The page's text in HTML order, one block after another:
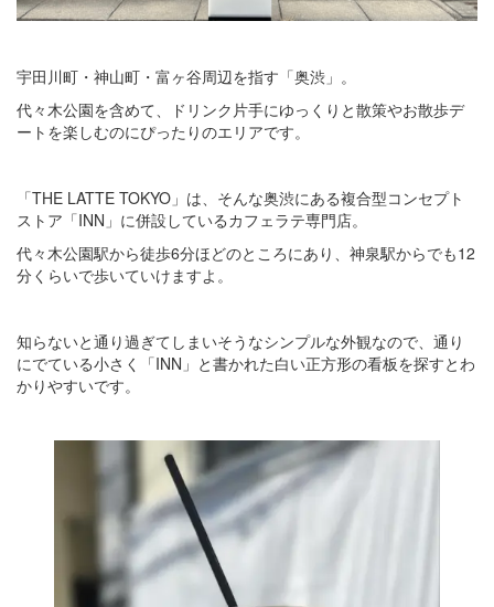
宇田川町・神山町・富ヶ谷周辺を指す「奥渋」。
代々木公園を含めて、ドリンク片手にゆっくりと散策やお散歩デ
ートを楽しむのにぴったりのエリアです。
「THE LATTE TOKYO」は、そんな奥渋にある複合型コンセプト
ストア「INN」に併設しているカフェラテ専門店。
代々木公園駅から徒歩6分ほどのところにあり、神泉駅からでも12
分くらいで歩いていけますよ。
知らないと通り過ぎてしまいそうなシンプルな外観なので、通り
にでている小さく「INN」と書かれた白い正方形の看板を探すとわ
かりやすいです。